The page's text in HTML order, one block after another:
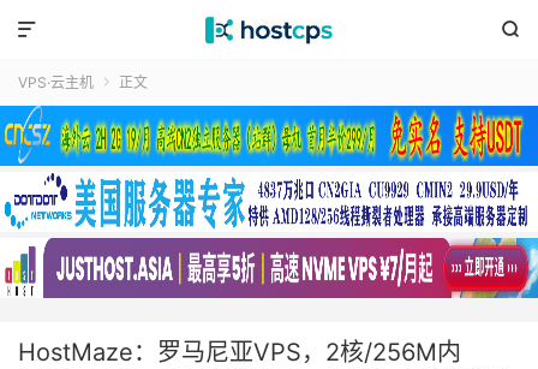


VPS·云主机  正文
HostMaze：罗马尼亚VPS，2核/256M内